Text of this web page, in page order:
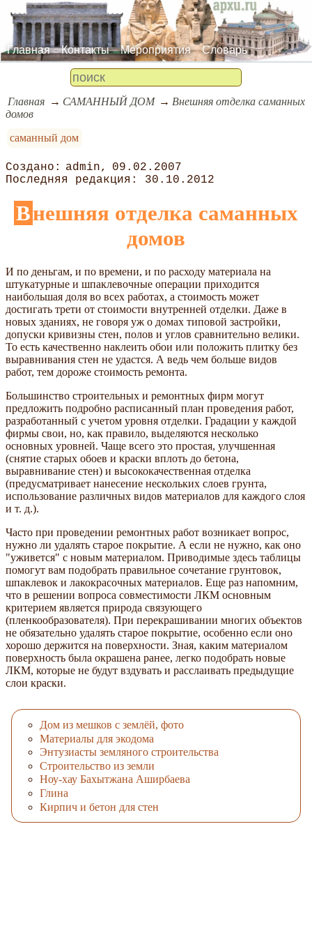
Главная Контакты Мероприятия Словарь
Главная САМАННЫЙ ДОМ
Внешняя отделка саманных
домов
саманный дом
admin
09.02.2007
30.10.2012
Внешняя отделка саманных
домов
И по деньгам, и по времени, и по расходу материала на
штукатурные и шпаклевочные операции приходится
наибольшая доля во всех работах, а стоимость может
достигать трети от стоимости внутренней отделки. Даже в
новых зданиях, не говоря уж о домах типовой застройки,
допуски кривизны стен, полов и углов сравнительно велики.
То есть качественно наклеить обои или положить плитку без
выравнивания стен не удастся. А ведь чем больше видов
работ, тем дороже стоимость ремонта.
Большинство строительных и ремонтных фирм могут
предложить подробно расписанный план проведения работ,
разработанный с учетом уровня отделки. Градации у каждой
фирмы свои, но, как правило, выделяются несколько
основных уровней. Чаще всего это простая, улучшенная
(снятие старых обоев и краски вплоть до бетона,
выравнивание стен) и высококачественная отделка
(предусматривает нанесение нескольких слоев грунта,
использование различных видов материалов для каждого слоя
и т. д.).
Часто при проведении ремонтных работ возникает вопрос,
нужно ли удалять старое покрытие. А если не нужно, как оно
"уживется" с новым материалом. Приводимые здесь таблицы
помогут вам подобрать правильное сочетание грунтовок,
шпаклевок и лакокрасочных материалов. Еще раз напомним,
что в решении вопроса совместимости ЛКМ основным
критерием является природа связующего
(пленкообразователя). При перекрашивании многих объектов
не обязательно удалять старое покрытие, особенно если оно
хорошо держится на поверхности. Зная, каким материалом
поверхность была окрашена ранее, легко подобрать новые
ЛКМ, которые не будут вздувать и расслаивать предыдущие
слои краски.
Дом из мешков с землёй, фото
Материалы для экодома
Энтузиасты земляного строительства
Строительство из земли
Ноу-хау Бахытжана Аширбаева
Глина
Кирпич и бетон для стен